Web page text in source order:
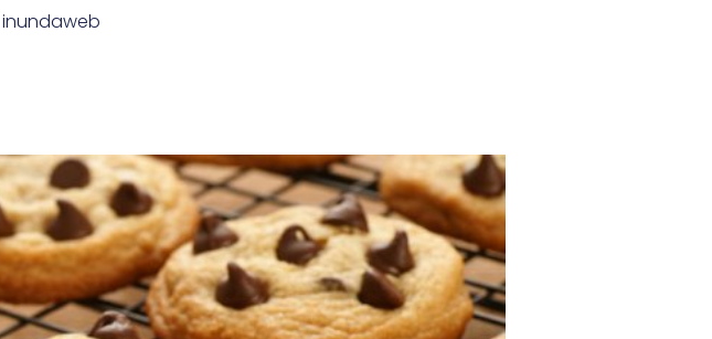
inundaweb